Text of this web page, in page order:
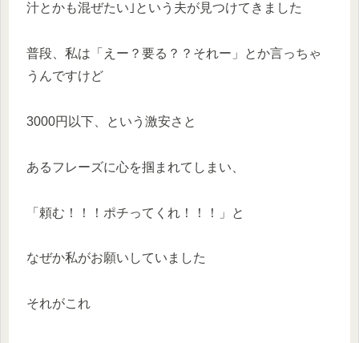
汁とかも混ぜたい｣という夫が見つけてきました
普段、私は「えー？要る？？それー」とか言っちゃ
うんですけど
3000円以下、という激安さと
あるフレーズに心を掴まれてしまい、
「頼む！！！ポチってくれ！！！」と
なぜか私がお願いしていました
それがこれ